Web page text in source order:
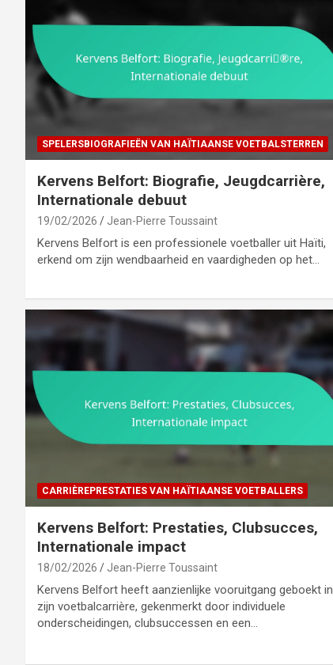
SPELERSBIOGRAFIEËN VAN HAÏTIAANSE VOETBALSTERREN
Kervens Belfort: Biografie, Jeugdcarrière,
Internationale debuut
19/02/2026 Jean-Pierre Toussaint
Kervens Belfort is een professionele voetballer uit Haïti,
erkend om zijn wendbaarheid en vaardigheden op het…
CARRIÈREPRESTATIES VAN HAÏTIAANSE VOETBALLERS
Kervens Belfort: Prestaties, Clubsucces,
Internationale impact
18/02/2026 Jean-Pierre Toussaint
Kervens Belfort heeft aanzienlijke vooruitgang geboekt in
zijn voetbalcarrière, gekenmerkt door individuele
onderscheidingen, clubsuccessen en een…